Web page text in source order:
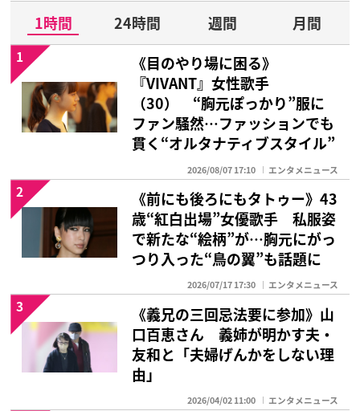
1時間 24時間 週間
月間
《目のやり場に困る》
『VIVANT』女性歌手
（30） “胸元ぽっかり”服に
ファン騒然…ファッションでも
貫く“オルタナティブスタイル”
2026/08/07 17:10 エンタメニュース
1
《前にも後ろにもタトゥー》43
歳“紅白出場”女優歌手 私服姿
で新たな“絵柄”が…胸元にがっ
つり入った“鳥の翼”も話題に
2026/07/17 17:30 エンタメニュース
2
《義兄の三回忌法要に参加》山
口百恵さん 義姉が明かす夫・
友和と「夫婦げんかをしない理
由」
2026/04/02 11:00 エンタメニュース
3